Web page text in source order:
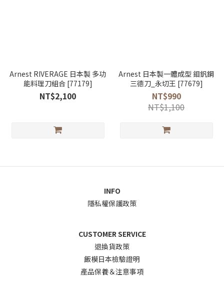
Arnest RIVERAGE 日本製 多功
能料理刀組合 [77179]
NT$2,100
Arnest 日本製一體成型 鉬釩鋼
三德刀_永切王 [77679]
NT$990
NT$1,100
INFO
隱私權保護政策
CUSTOMER SERVICE
退換貨政策
飯模日本檢驗證明
產品保養＆注意事項